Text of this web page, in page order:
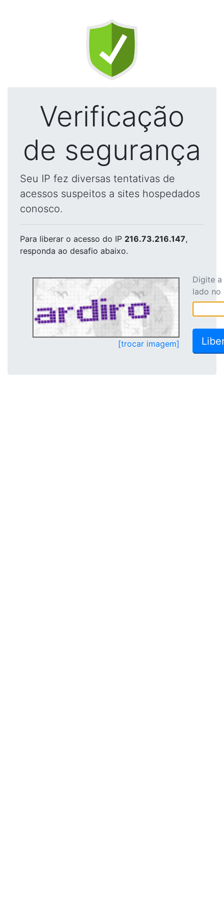
Verificação
de segurança
Seu IP fez diversas tentativas de
acessos suspeitos a sites hospedados
conosco.
Para liberar o acesso do IP 216.73.216.147,
responda ao desafio abaixo.
[trocar imagem]
Digite
lado no